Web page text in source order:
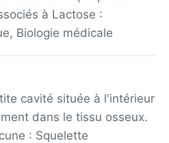
à Lactose :
Biologie médicale
cavité située à l'intérieur
dans le tissu osseux.
: Squelette